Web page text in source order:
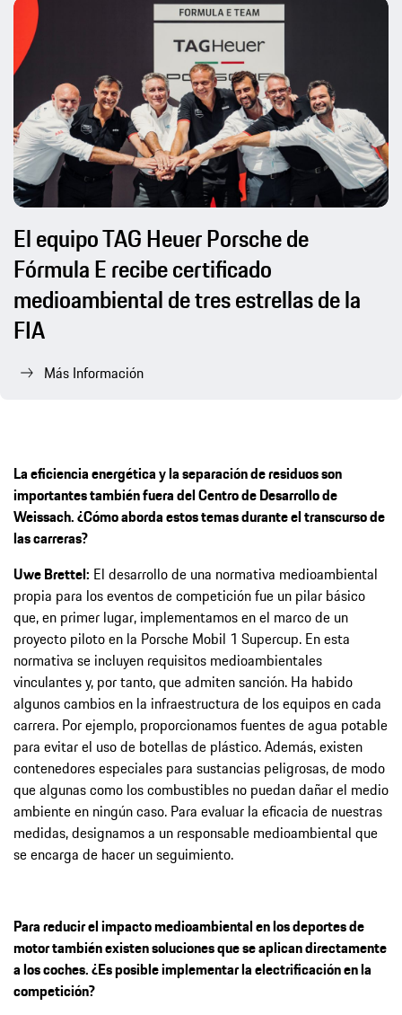
El equipo TAG Heuer Porsche de
Fórmula E recibe certificado
medioambiental de tres estrellas de la
FIA
Más Información
La eficiencia energética y la separación de residuos son
importantes también fuera del Centro de Desarrollo de
Weissach. ¿Cómo aborda estos temas durante el transcurso de
las carreras?
Uwe Brettel: El desarrollo de una normativa medioambiental
propia para los eventos de competición fue un pilar básico
que, en primer lugar, implementamos en el marco de un
proyecto piloto en la Porsche Mobil 1 Supercup. En esta
normativa se incluyen requisitos medioambientales
vinculantes y, por tanto, que admiten sanción. Ha habido
algunos cambios en la infraestructura de los equipos en cada
carrera. Por ejemplo, proporcionamos fuentes de agua potable
para evitar el uso de botellas de plástico. Además, existen
contenedores especiales para sustancias peligrosas, de modo
que algunas como los combustibles no puedan dañar el medio
ambiente en ningún caso. Para evaluar la eficacia de nuestras
medidas, designamos a un responsable medioambiental que
se encarga de hacer un seguimiento.
Para reducir el impacto medioambiental en los deportes de
motor también existen soluciones que se aplican directamente
a los coches. ¿Es posible implementar la electrificación en la
competición?